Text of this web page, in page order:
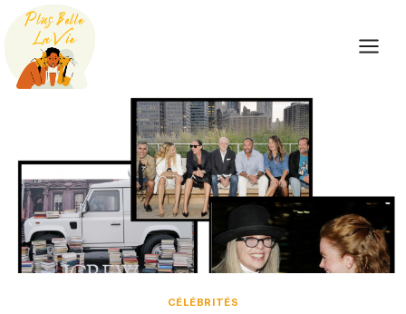
Skip
content
CÉLÉBRITÉS